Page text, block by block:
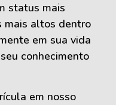
status mais
mais altos dentro
em sua vida
conhecimento
em nosso